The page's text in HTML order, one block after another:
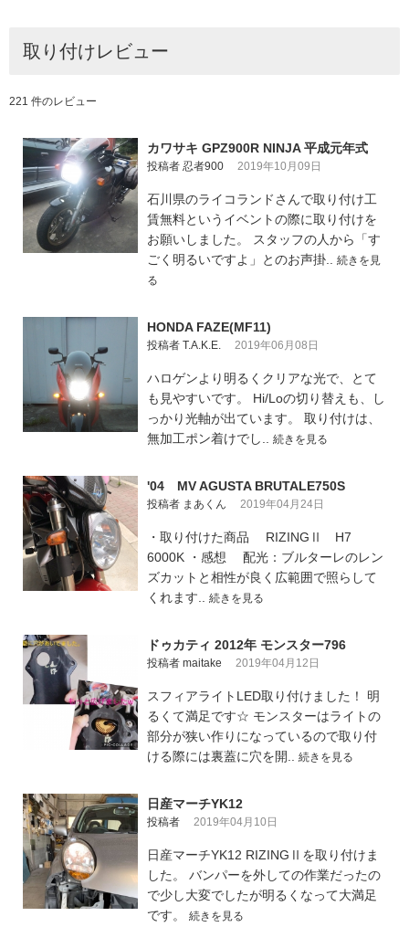
取り付けレビュー
221 件のレビュー
カワサキ GPZ900R NINJA 平成元年式
投稿者 忍者900 2019年10月09日
石川県のライコランドさんで取り付け工
賃無料というイベントの際に取り付けを
お願いしました。 スタッフの人から「す
ごく明るいですよ」とのお声掛.. 続きを見
る
HONDA FAZE(MF11)
投稿者 T.A.K.E. 2019年06月08日
ハロゲンより明るくクリアな光で、とて
も見やすいです。 Hi/Loの切り替えも、し
っかり光軸が出ています。 取り付けは、
無加工ポン着けでし.. 続きを見る
'04 MV AGUSTA BRUTALE750S
投稿者 まあくん 2019年04月24日
・取り付けた商品 RIZINGⅡ H7
6000K ・感想 配光：ブルターレのレン
ズカットと相性が良く広範囲で照らして
くれます.. 続きを見る
ドゥカティ 2012年 モンスター796
投稿者 maitake 2019年04月12日
スフィアライトLED取り付けました！ 明
るくて満足です☆ モンスターはライトの
部分が狭い作りになっているので取り付
ける際には裏蓋に穴を開.. 続きを見る
日産マーチYK12
投稿者 2019年04月10日
日産マーチYK12 RIZINGⅡを取り付けま
した。 バンパーを外しての作業だったの
で少し大変でしたが明るくなって大満足
です。 続きを見る